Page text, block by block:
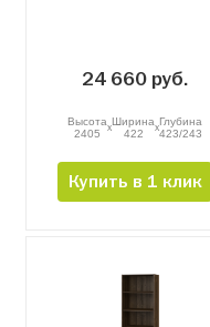
24 660 руб.
Высота
2405
xШирина
422
xГлубина
423/243
Купить в 1 клик